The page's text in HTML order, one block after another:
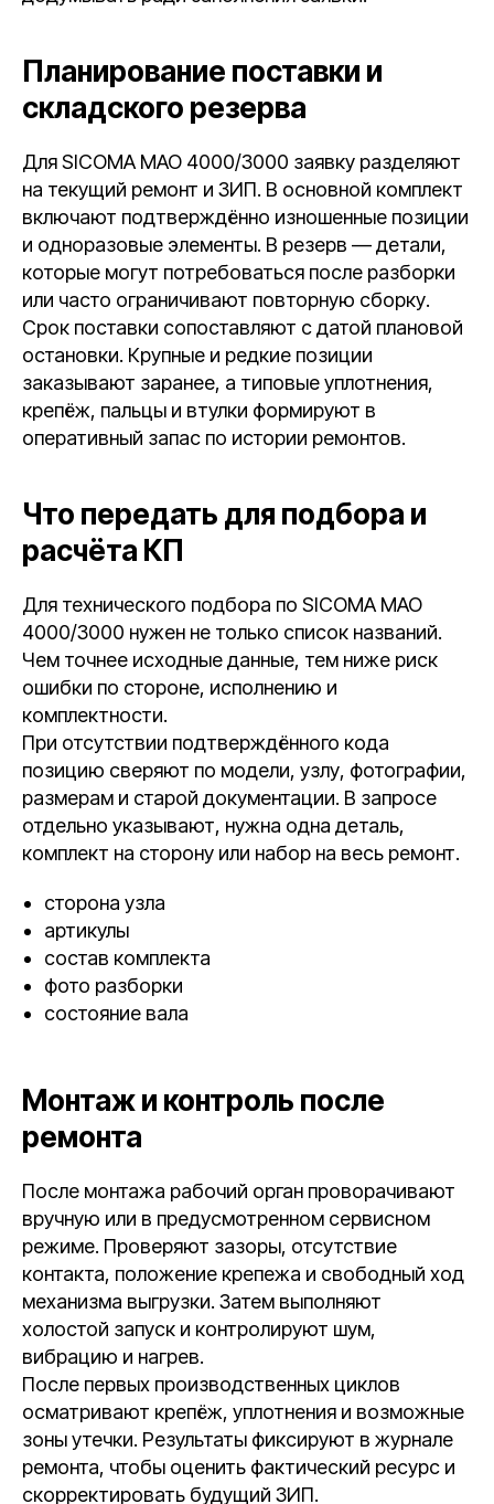
Планирование поставки и
складского резерва
Для SICOMA MAO 4000/3000 заявку разделяют
на текущий ремонт и ЗИП. В основной комплект
включают подтверждённо изношенные позиции
и одноразовые элементы. В резерв — детали,
которые могут потребоваться после разборки
или часто ограничивают повторную сборку.
Срок поставки сопоставляют с датой плановой
остановки. Крупные и редкие позиции
заказывают заранее, а типовые уплотнения,
крепёж, пальцы и втулки формируют в
оперативный запас по истории ремонтов.
Что передать для подбора и
расчёта КП
Для технического подбора по SICOMA MAO
4000/3000 нужен не только список названий.
Чем точнее исходные данные, тем ниже риск
ошибки по стороне, исполнению и
комплектности.
При отсутствии подтверждённого кода
позицию сверяют по модели, узлу, фотографии,
размерам и старой документации. В запросе
отдельно указывают, нужна одна деталь,
комплект на сторону или набор на весь ремонт.
сторона узла
артикулы
состав комплекта
фото разборки
состояние вала
Монтаж и контроль после
ремонта
После монтажа рабочий орган проворачивают
вручную или в предусмотренном сервисном
режиме. Проверяют зазоры, отсутствие
контакта, положение крепежа и свободный ход
механизма выгрузки. Затем выполняют
холостой запуск и контролируют шум,
вибрацию и нагрев.
После первых производственных циклов
осматривают крепёж, уплотнения и возможные
зоны утечки. Результаты фиксируют в журнале
ремонта, чтобы оценить фактический ресурс и
скорректировать будущий ЗИП.